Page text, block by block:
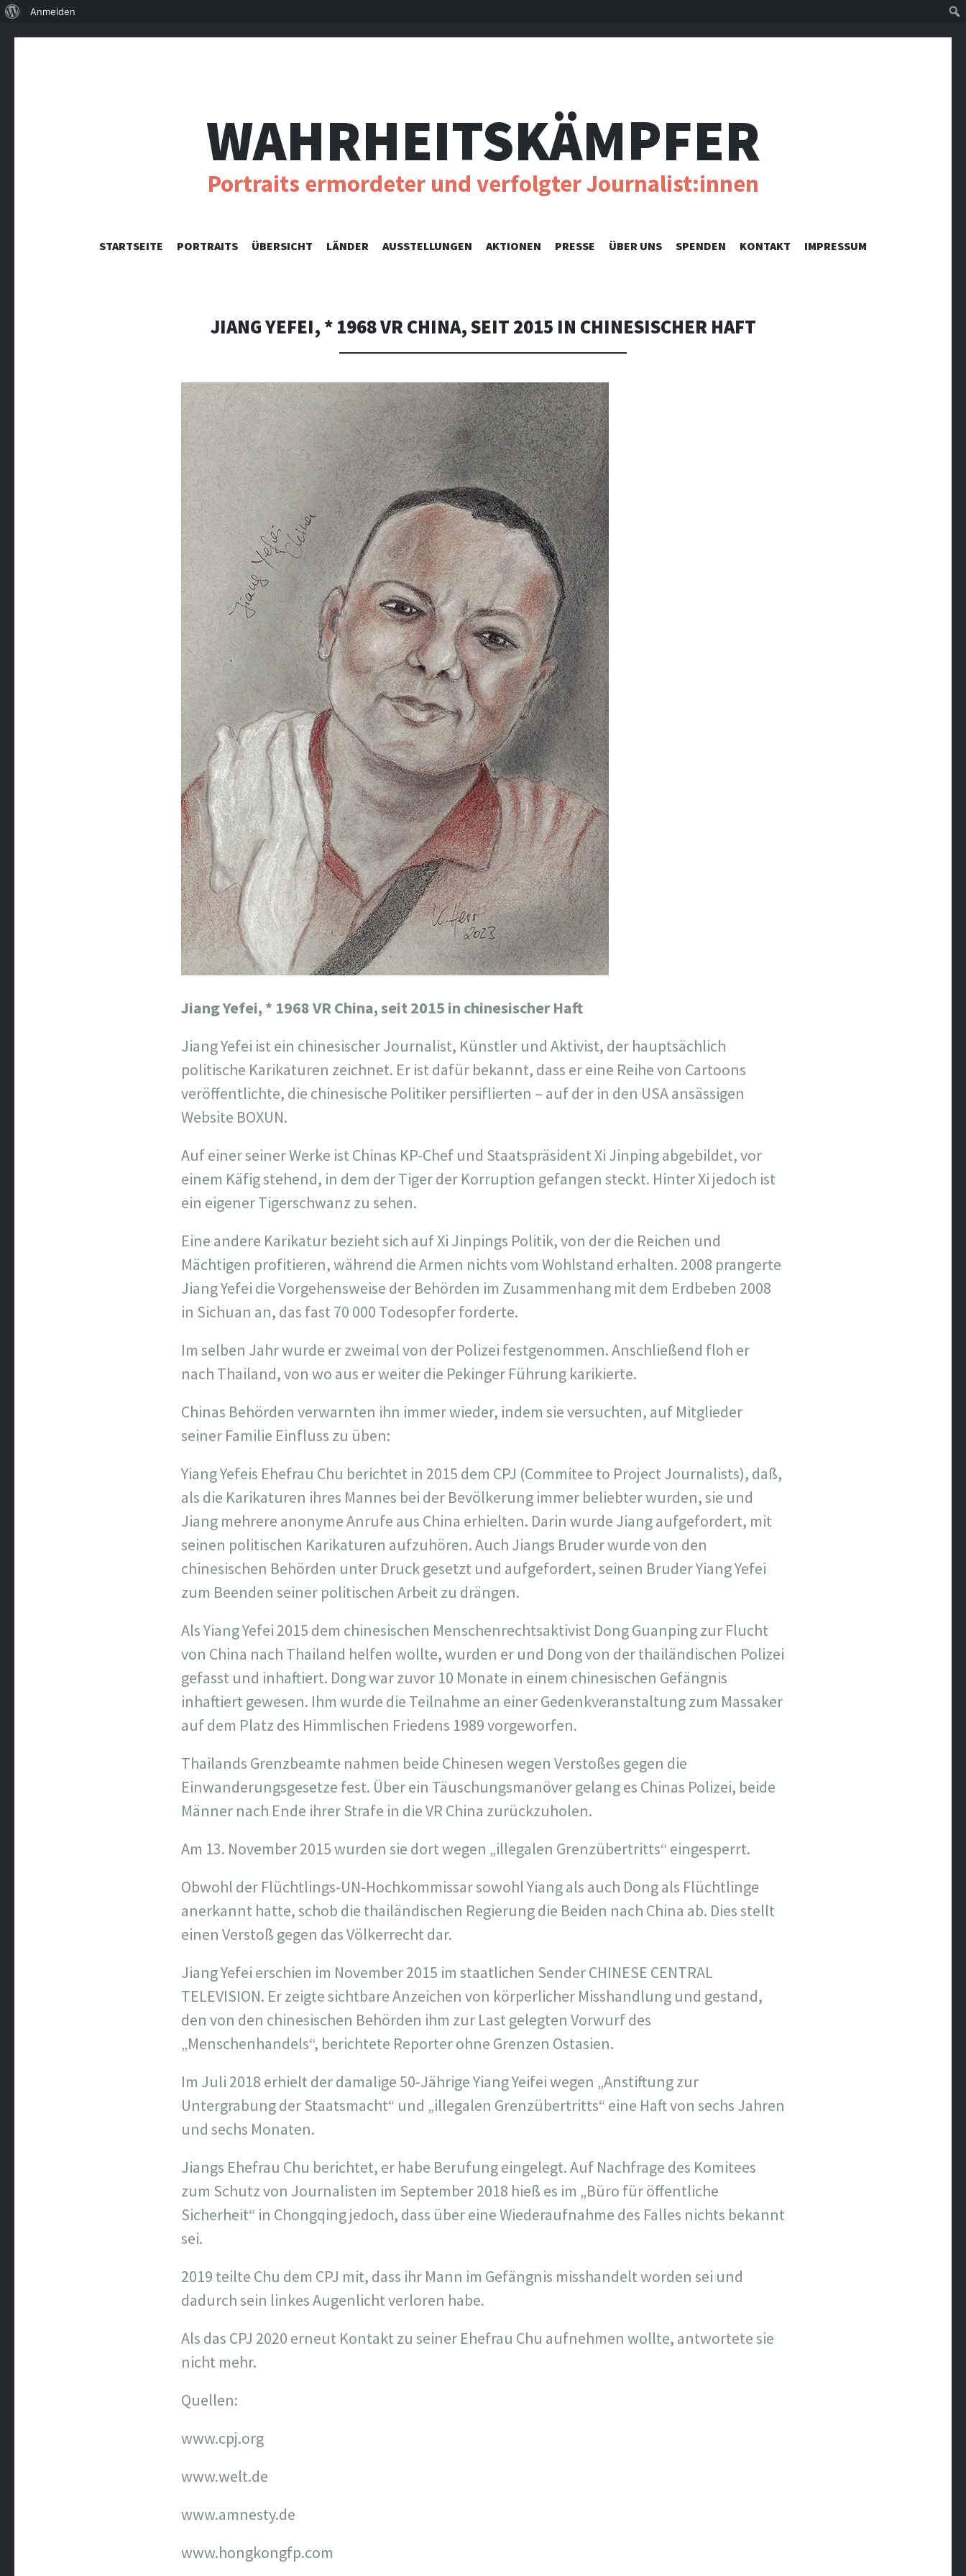
WAHRHEITSKÄMPFER
Portraits ermordeter und verfolgter Journalist:innen
SKIP
STARTSEITE PORTRAITS ÜBERSICHT LÄNDER AUSSTELLUNGEN AKTIONEN PRESSE ÜBER UNS SPENDEN KONTAKT IMPRESSUM
JIANG YEFEI, * 1968 VR CHINA, SEIT 2015 IN CHINESISCHER HAFT
Jiang Yefei, * 1968 VR China, seit 2015 in chinesischer Haft
Jiang Yefei ist ein chinesischer Journalist, Künstler und Aktivist, der hauptsächlich
politische Karikaturen zeichnet. Er ist dafür bekannt, dass er eine Reihe von Cartoons
veröffentlichte, die chinesische Politiker persiflierten – auf der in den USA ansässigen
Website BOXUN.
Auf einer seiner Werke ist Chinas KP-Chef und Staatspräsident Xi Jinping abgebildet, vor
einem Käfig stehend, in dem der Tiger der Korruption gefangen steckt. Hinter Xi jedoch ist
ein eigener Tigerschwanz zu sehen.
Eine andere Karikatur bezieht sich auf Xi Jinpings Politik, von der die Reichen und
Mächtigen profitieren, während die Armen nichts vom Wohlstand erhalten. 2008 prangerte
Jiang Yefei die Vorgehensweise der Behörden im Zusammenhang mit dem Erdbeben 2008
in Sichuan an, das fast 70 000 Todesopfer forderte.
Im selben Jahr wurde er zweimal von der Polizei festgenommen. Anschließend floh er
nach Thailand, von wo aus er weiter die Pekinger Führung karikierte.
Chinas Behörden verwarnten ihn immer wieder, indem sie versuchten, auf Mitglieder
seiner Familie Einfluss zu üben:
Yiang Yefeis Ehefrau Chu berichtet in 2015 dem CPJ (Commitee to Project Journalists), daß,
als die Karikaturen ihres Mannes bei der Bevölkerung immer beliebter wurden, sie und
Jiang mehrere anonyme Anrufe aus China erhielten. Darin wurde Jiang aufgefordert, mit
seinen politischen Karikaturen aufzuhören. Auch Jiangs Bruder wurde von den
chinesischen Behörden unter Druck gesetzt und aufgefordert, seinen Bruder Yiang Yefei
zum Beenden seiner politischen Arbeit zu drängen.
Als Yiang Yefei 2015 dem chinesischen Menschenrechtsaktivist Dong Guanping zur Flucht
von China nach Thailand helfen wollte, wurden er und Dong von der thailändischen Polizei
gefasst und inhaftiert. Dong war zuvor 10 Monate in einem chinesischen Gefängnis
inhaftiert gewesen. Ihm wurde die Teilnahme an einer Gedenkveranstaltung zum Massaker
auf dem Platz des Himmlischen Friedens 1989 vorgeworfen.
Thailands Grenzbeamte nahmen beide Chinesen wegen Verstoßes gegen die
Einwanderungsgesetze fest. Über ein Täuschungsmanöver gelang es Chinas Polizei, beide
Männer nach Ende ihrer Strafe in die VR China zurückzuholen.
Am 13. November 2015 wurden sie dort wegen „illegalen Grenzübertritts“ eingesperrt.
Obwohl der Flüchtlings-UN-Hochkommissar sowohl Yiang als auch Dong als Flüchtlinge
anerkannt hatte, schob die thailändischen Regierung die Beiden nach China ab. Dies stellt
einen Verstoß gegen das Völkerrecht dar.
Jiang Yefei erschien im November 2015 im staatlichen Sender CHINESE CENTRAL
TELEVISION. Er zeigte sichtbare Anzeichen von körperlicher Misshandlung und gestand,
den von den chinesischen Behörden ihm zur Last gelegten Vorwurf des
„Menschenhandels“, berichtete Reporter ohne Grenzen Ostasien.
Im Juli 2018 erhielt der damalige 50-Jährige Yiang Yeifei wegen „Anstiftung zur
Untergrabung der Staatsmacht“ und „illegalen Grenzübertritts“ eine Haft von sechs Jahren
und sechs Monaten.
Jiangs Ehefrau Chu berichtet, er habe Berufung eingelegt. Auf Nachfrage des Komitees
zum Schutz von Journalisten im September 2018 hieß es im „Büro für öffentliche
Sicherheit“ in Chongqing jedoch, dass über eine Wiederaufnahme des Falles nichts bekannt
sei.
2019 teilte Chu dem CPJ mit, dass ihr Mann im Gefängnis misshandelt worden sei und
dadurch sein linkes Augenlicht verloren habe.
Als das CPJ 2020 erneut Kontakt zu seiner Ehefrau Chu aufnehmen wollte, antwortete sie
nicht mehr.
Quellen:
www.cpj.org
www.welt.de
www.amnesty.de
www.hongkongfp.com
Über
Anmelden